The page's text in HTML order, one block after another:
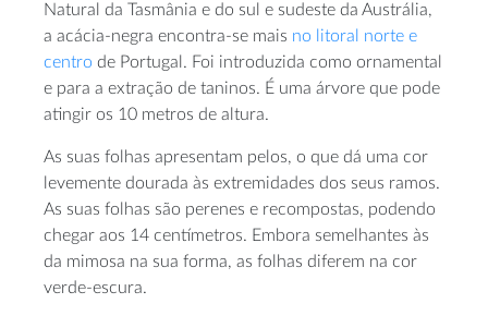
Natural da Tasmânia e do sul e sudeste da Austrália,
a acácia-negra encontra-se mais no litoral norte e
centro de Portugal. Foi introduzida como ornamental
e para a extração de taninos. É uma árvore que pode
atingir os 10 metros de altura.
As suas folhas apresentam pelos, o que dá uma cor
levemente dourada às extremidades dos seus ramos.
As suas folhas são perenes e recompostas, podendo
chegar aos 14 centímetros. Embora semelhantes às
da mimosa na sua forma, as folhas diferem na cor
verde-escura.